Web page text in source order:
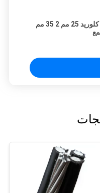
غمد البولي فينيل كلوريد 25 مم 2 35 مم